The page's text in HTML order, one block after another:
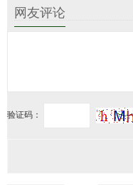
网友评论
验证码：